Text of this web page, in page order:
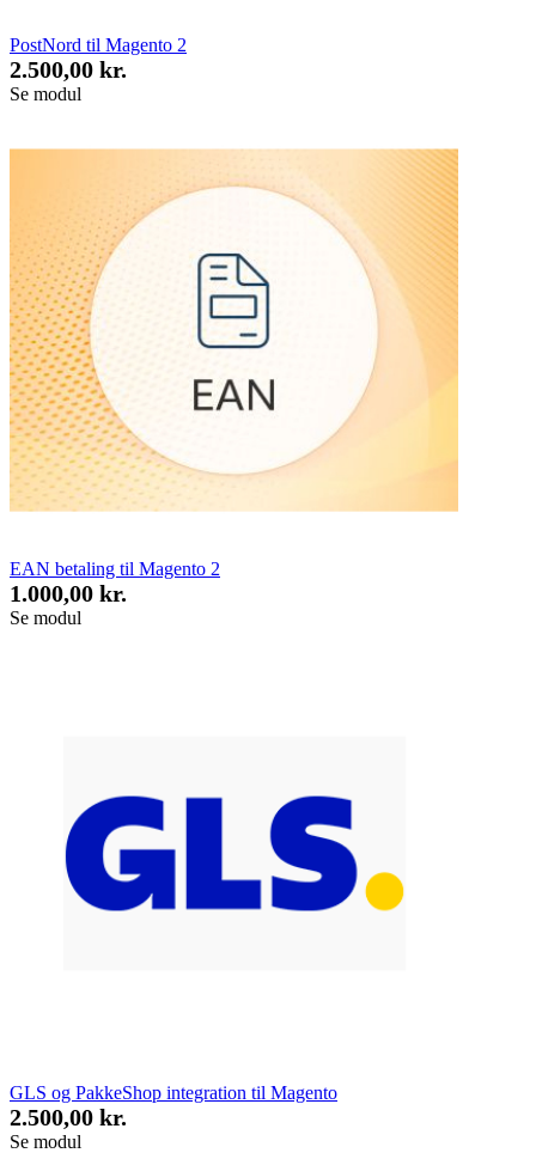
PostNord til Magento 2
2.500,00 kr.
Se modul
EAN betaling til Magento 2
1.000,00 kr.
Se modul
GLS og PakkeShop integration til Magento
2.500,00 kr.
Se modul